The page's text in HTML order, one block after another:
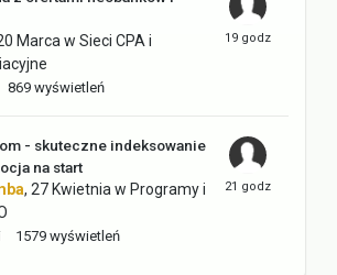
Marca w Sieci CPA i
869 wyświetleń
- skuteczne indeksowanie
na start
, 27 Kwietnia w Programy i
1579 wyświetleń